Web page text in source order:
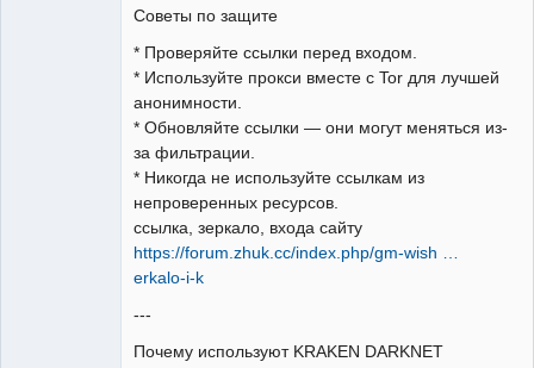
Советы по защите
* Проверяйте ссылки перед входом.
* Используйте прокси вместе с Tor для лучшей
анонимности.
* Обновляйте ссылки — они могут меняться из-
за фильтрации.
* Никогда не используйте ссылкам из
непроверенных ресурсов.
ссылка, зеркало, входа сайту
https://forum.zhuk.cc/index.php/gm-wish …
erkalo-i-k
---
Почему используют KRAKEN DARKNET